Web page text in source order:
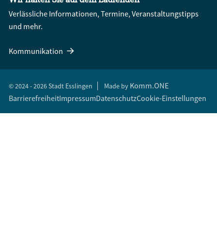
Verlässliche Informationen, Termine, Veranstaltungstipps
und mehr.
Kommunikation
© 2024 - 2026 Stadt Esslingen Made by Komm.ONE
BarrierefreiheitImpressumDatenschutzCookie-Einstellungen